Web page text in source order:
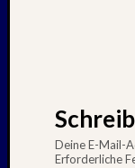
Deine E-Mail-
Erforderliche